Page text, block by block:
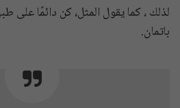
لذلك ، كما يقول المثل، كن دائمًا على
باتمان.